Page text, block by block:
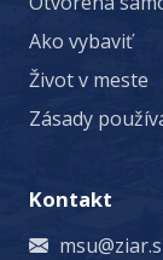
Ako vybaviť
Život v meste
Zásady
Kontakt